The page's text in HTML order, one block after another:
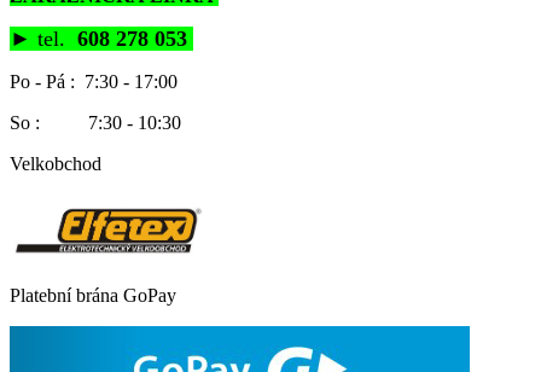
► tel. 608 278 053
Po - Pá : 7:30 - 17:00
So : 7:30 - 10:30
Velkobchod
Platební brána GoPay